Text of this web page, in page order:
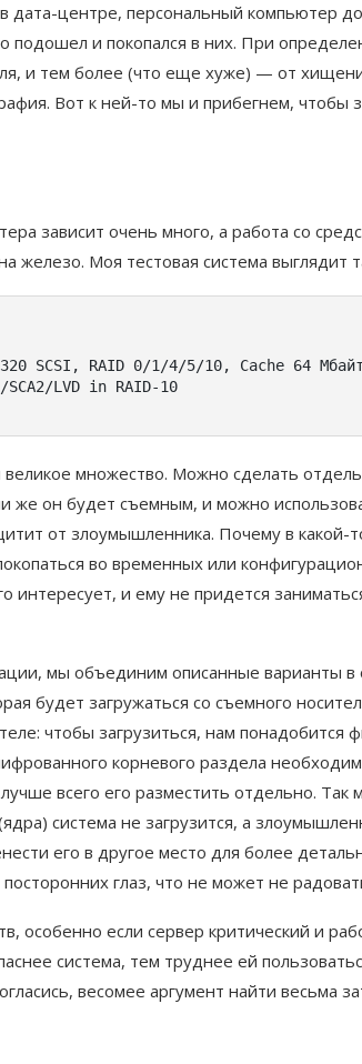
дата-центре, персональный компьютер
подошел и покопался в них. При
и тем более (что еще хуже) — от
Вот к ней-то мы и прибегнем, чтобы
зависит очень много, а работа со
Моя тестовая система выглядит
SCSI , RAID 0/1/4/5/10, Cache 64 Мбайт
/SCA2/LVD in RAID-10
великое множество. Можно сделать
он будет съемным, и можно
от злоумышленника. Почему в какой-
во временных или
интересует, и ему не придется
мы объединим описанные варианты
будет загружаться со съемного
чтобы загрузиться, нам понадобится
корневого раздела
всего его разместить отдельно. Так
система не загрузится, а
его в другое место для более
глаз, что не может не
особенно если сервер критический и
система, тем труднее ей
весомее аргумент найти весьма